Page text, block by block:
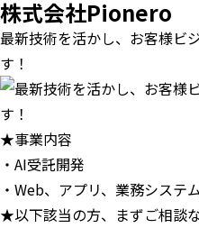
株式会社Pionero
最新技術を活かし、お客様ビ
す！
★事業内容
・AI受託開発
・Web、アプリ、業務システ
★以下該当の方、まずご相談